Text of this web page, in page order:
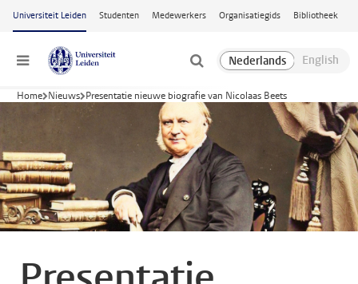
Ga naar hoofdinhoud
Universiteit Leiden Studenten Medewerkers Organisatiegids Bibliotheek
Menu
Home Nieuws Presentatie nieuwe biografie van Nicolaas Beets